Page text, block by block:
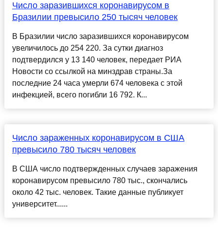
Число заразившихся коронавирусом в
Бразилии превысило 250 тысяч человек
В Бразилии число заразившихся коронавирусом
увеличилось до 254 220. За сутки диагноз
подтвердился у 13 140 человек, передает РИА
Новости со ссылкой на минздрав страны.За
последние 24 часа умерли 674 человека с этой
инфекцией, всего погибли 16 792. К...
Число зараженных коронавирусом в США
превысило 780 тысяч человек
В США число подтвержденных случаев заражения
коронавирусом превысило 780 тыс., скончались
около 42 тыс. человек. Такие данные публикует
университет......